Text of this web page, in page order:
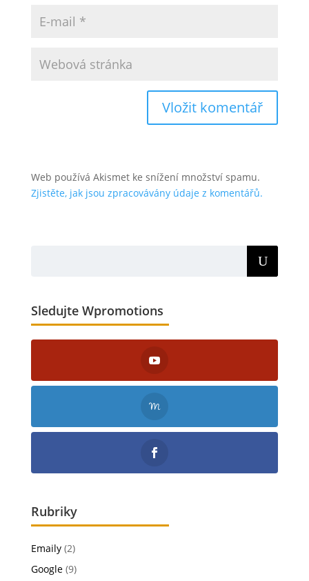
Web používá Akismet ke snížení množství spamu.
Zjistěte, jak jsou zpracovávány údaje z komentářů.
Sledujte Wpromotions
Rubriky
Emaily(2)
Google(9)